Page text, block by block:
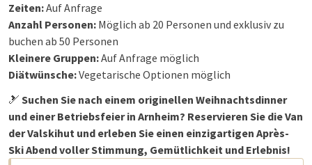
Zeiten:Auf Anfrage
Anzahl Personen: Möglich ab 20 Personen und exklusiv zu
buchen ab 50 Personen
Kleinere Gruppen:Auf Anfrage möglich
Diätwünsche:Vegetarische Optionen möglich
🎿 Suchen Sie nach einem originellen Weihnachtsdinner
und einer Betriebsfeier in Arnheim? Reservieren Sie die Van
der Valskihut und erleben Sie einen einzigartigen Après-
Ski Abend voller Stimmung, Gemütlichkeit und Erlebnis!